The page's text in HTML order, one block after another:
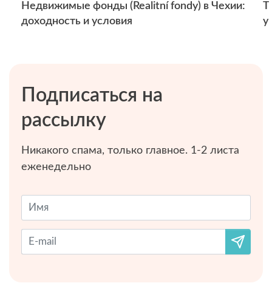
Недвижимые фонды (Realitní fondy) в Чехии:
доходность и условия
Подписаться на
рассылку
Никакого спама, только главное. 1-2 листа
еженедельно